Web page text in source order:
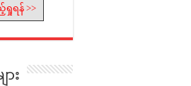
ရှုရန် >>
း